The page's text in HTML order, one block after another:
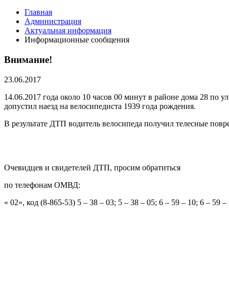
Главная
Администрация
Актуальная информация
Информационные сообщения
Внимание!
23.06.2017
14.06.2017 года около 10 часов 00 минут в районе дома 28 по
допустил наезд на велосипедиста 1939 года рождения.
В результате ДТП водитель велосипеда получил телесные
Очевидцев и свидетелей ДТП, просим обратиться
по телефонам ОМВД:
« 02», код (8-865-53) 5 – 38 – 03; 5 – 38 – 05; 6 – 59 – 10; 6 – 59 –